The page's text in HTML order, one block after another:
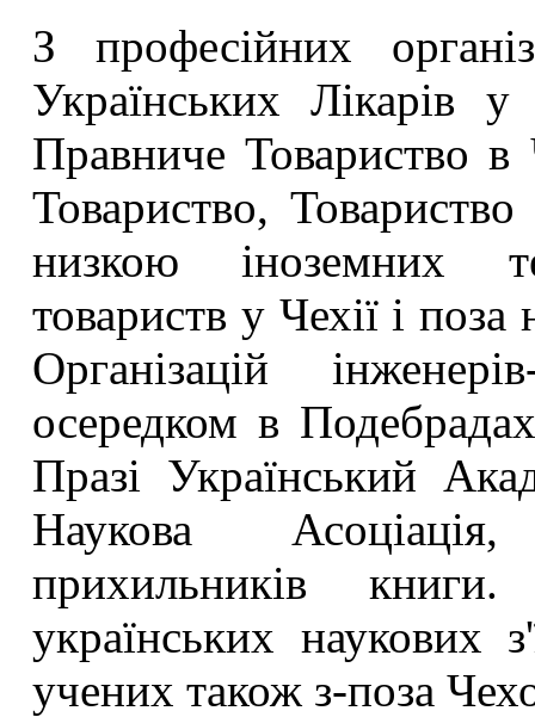
З професійних
Українських Лікарів у
Правниче Товариство в
Товариство,
низкою іноземних
товариств у Чехії і
Організацій
осередком в
Празі Український
Наукова
прихильників
українських наукових
учених також з-поза